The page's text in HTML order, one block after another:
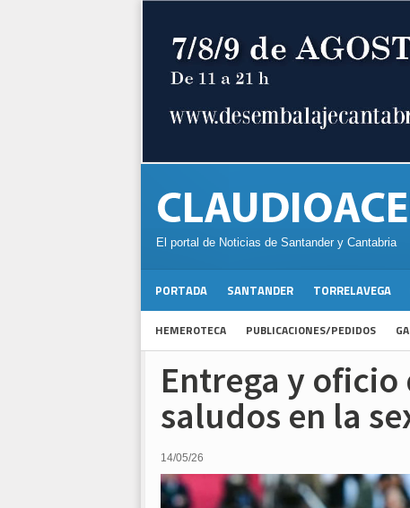
El portal de Noticias de Santander y Cantabria
PORTADA SANTANDER TORRELAVEGA
HEMEROTECA PUBLICACIONES/PEDIDOS
Entrega y
saludos en la
14/05/26